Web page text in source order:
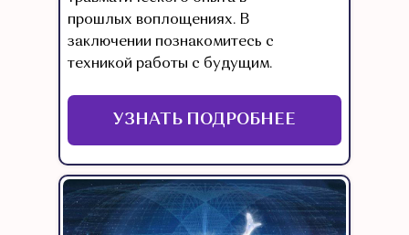
прошлых воплощениях. В
заключении познакомитесь с
техникой работы с будущим.
УЗНАТЬ ПОДРОБНЕЕ